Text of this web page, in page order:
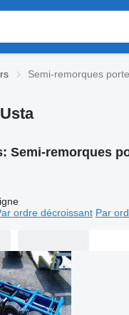
Semi-remorques
Semi-remorques
ordre décroissant Par